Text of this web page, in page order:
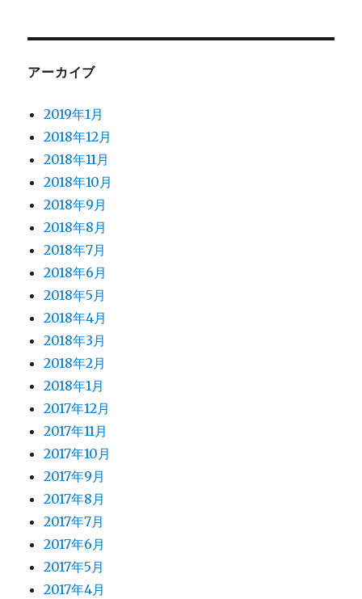
アーカイブ
2019年1月
2018年12月
2018年11月
2018年10月
2018年9月
2018年8月
2018年7月
2018年6月
2018年5月
2018年4月
2018年3月
2018年2月
2018年1月
2017年12月
2017年11月
2017年10月
2017年9月
2017年8月
2017年7月
2017年6月
2017年5月
2017年4月